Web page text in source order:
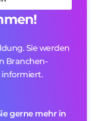
Sie werden
Branchen-
informiert.
gerne mehr in